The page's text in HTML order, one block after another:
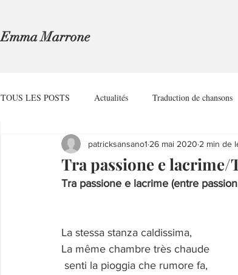
Emma Marrone
TOUS LES POSTS Actualités Traduction de chansons
Tra passione e lacrime/
patricksansano1 26 mai 2020 2 min de
Tra passione e lacrime (entre
La stessa stanza caldissima,
La même chambre très chaude
senti la pioggia che rumore fa,